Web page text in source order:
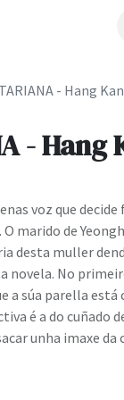
- Hang
- Hang
voz que
marido de
desta muller
novela. No
a súa parella está
é a do cuñado
unha imaxe da